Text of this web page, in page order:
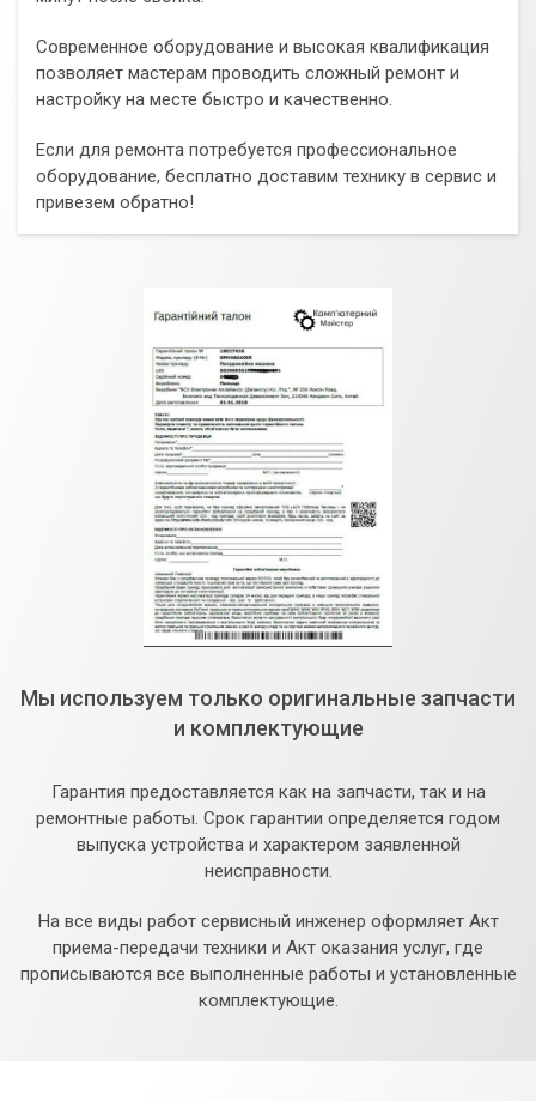
Современное оборудование и высокая квалификация
позволяет мастерам проводить сложный ремонт и
настройку на месте быстро и качественно.
Если для ремонта потребуется профессиональное
оборудование, бесплатно доставим технику в сервис и
привезем обратно!
Мы используем только оригинальные запчасти
и комплектующие
Гарантия предоставляется как на запчасти, так и на
ремонтные работы. Срок гарантии определяется годом
выпуска устройства и характером заявленной
неисправности.
На все виды работ сервисный инженер оформляет Акт
приема-передачи техники и Акт оказания услуг, где
прописываются все выполненные работы и установленные
комплектующие.